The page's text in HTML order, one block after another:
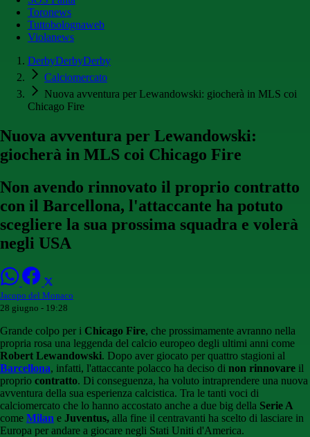
Toronews
Tuttobolognaweb
Violanews
DerbyDerbyDerby
Calciomercato
Nuova avventura per Lewandowski: giocherà in MLS coi
Chicago Fire
Nuova avventura per Lewandowski:
giocherà in MLS coi Chicago Fire
Non avendo rinnovato il proprio contratto
con il Barcellona, l'attaccante ha potuto
scegliere la sua prossima squadra e volerà
negli USA
Jacopo del Monaco
28 giugno - 19:28
Grande colpo per i Chicago Fire, che prossimamente avranno nella
propria rosa una leggenda del calcio europeo degli ultimi anni come
Robert Lewandowski. Dopo aver giocato per quattro stagioni al
Barcellona, infatti, l'attaccante polacco ha deciso di non rinnovare il
proprio contratto. Di conseguenza, ha voluto intraprendere una nuova
avventura della sua esperienza calcistica. Tra le tanti voci di
calciomercato che lo hanno accostato anche a due big della Serie A
come Milan e Juventus, alla fine il centravanti ha scelto di lasciare in
Europa per andare a giocare negli Stati Uniti d'America.